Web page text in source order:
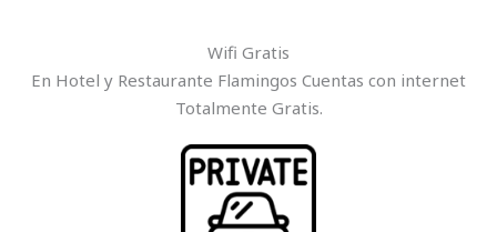
Wifi Gratis
En Hotel y Restaurante Flamingos Cuentas con internet
Totalmente Gratis.